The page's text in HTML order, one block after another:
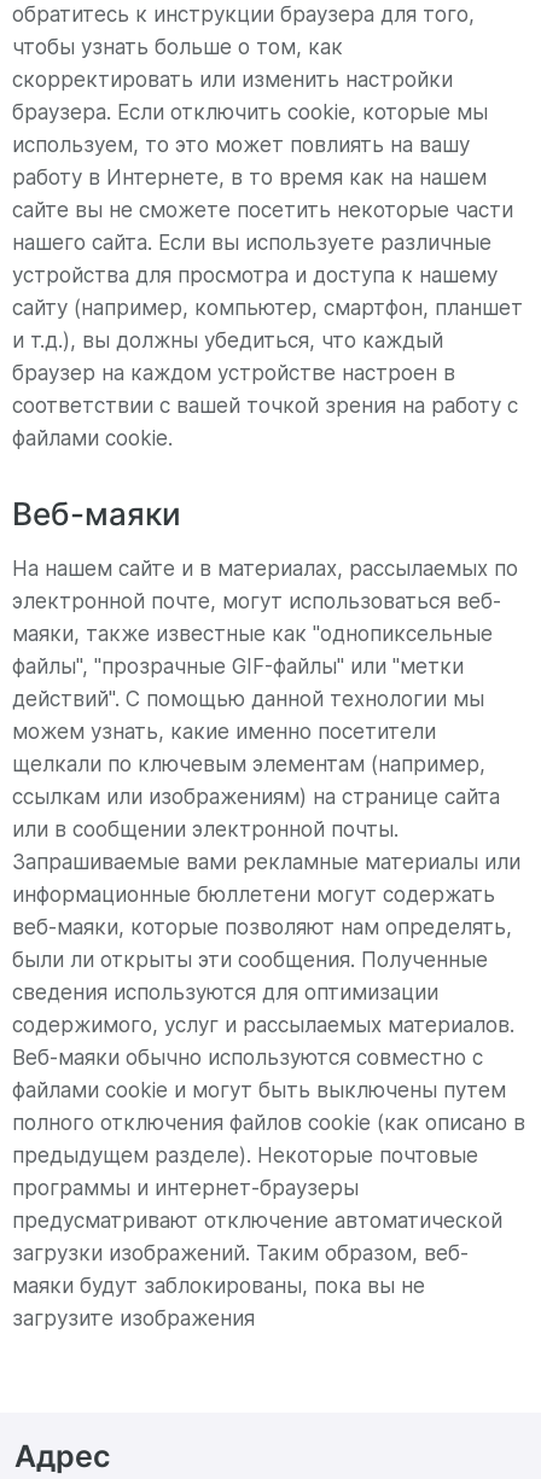
обратитесь к инструкции браузера для того,
чтобы узнать больше о том, как
скорректировать или изменить настройки
браузера. Если отключить cookie, которые мы
используем, то это может повлиять на вашу
работу в Интернете, в то время как на нашем
сайте вы не сможете посетить некоторые части
нашего сайта. Если вы используете различные
устройства для просмотра и доступа к нашему
сайту (например, компьютер, смартфон, планшет
и т.д.), вы должны убедиться, что каждый
браузер на каждом устройстве настроен в
соответствии с вашей точкой зрения на работу с
файлами cookie.
Веб-маяки
На нашем сайте и в материалах, рассылаемых по
электронной почте, могут использоваться веб-
маяки, также известные как "однопиксельные
файлы", "прозрачные GIF-файлы" или "метки
действий". С помощью данной технологии мы
можем узнать, какие именно посетители
щелкали по ключевым элементам (например,
ссылкам или изображениям) на странице сайта
или в сообщении электронной почты.
Запрашиваемые вами рекламные материалы или
информационные бюллетени могут содержать
веб-маяки, которые позволяют нам определять,
были ли открыты эти сообщения. Полученные
сведения используются для оптимизации
содержимого, услуг и рассылаемых материалов.
Веб-маяки обычно используются совместно с
файлами cookie и могут быть выключены путем
полного отключения файлов cookie (как описано в
предыдущем разделе). Некоторые почтовые
программы и интернет-браузеры
предусматривают отключение автоматической
загрузки изображений. Таким образом, веб-
маяки будут заблокированы, пока вы не
загрузите изображения
Адрес